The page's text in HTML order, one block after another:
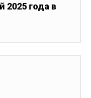
года в